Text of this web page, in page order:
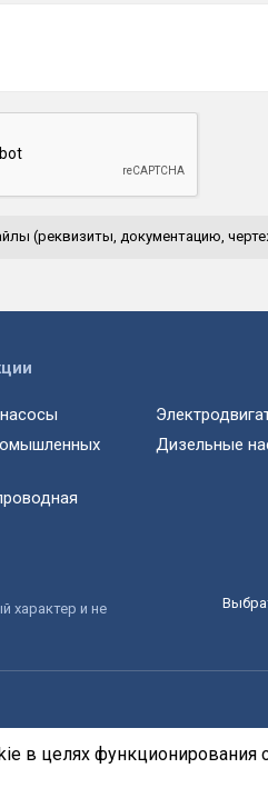
(реквизиты, документацию,
Дизельные
характер и не
целях функционирования